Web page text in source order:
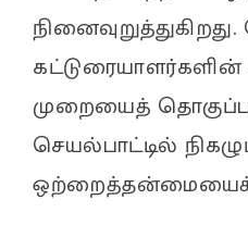
முறையைத்
செயல்பாட்டில்
ஒற்றைத்தன்மையைக்